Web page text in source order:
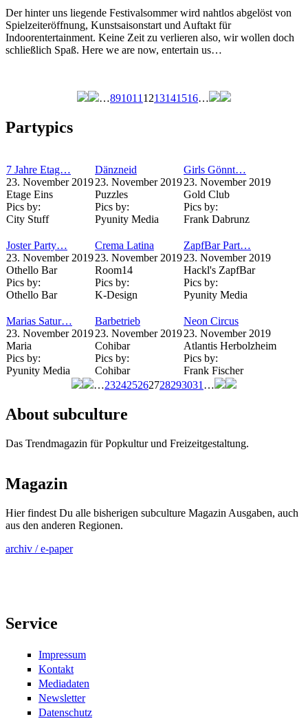
Der hinter uns liegende Festivalsommer wird nahtlos abgelöst von
Spielzeiteröffnung, Kunstsaisonstart und Auftakt für
Indoorentertainment. Keine Zeit zu verlieren also, wir wollen doch
schließlich Spaß. Here we are now, entertain us…
…891011 1213141516…
Partypics
7 Jahre Etag…
23. November 2019
Etage Eins
Pics by:
City Stuff
Dänzneid
23. November 2019
Puzzles
Pics by:
Pyunity Media
Girls Gönnt…
23. November 2019
Gold Club
Pics by:
Frank Dabrunz
Joster Party…
23. November 2019
Othello Bar
Pics by:
Othello Bar
Crema Latina
23. November 2019
Room14
Pics by:
K-Design
ZapfBar Part…
23. November 2019
Hackl's ZapfBar
Pics by:
Pyunity Media
Marias Satur…
23. November 2019
Maria
Pics by:
Pyunity Media
Barbetrieb
23. November 2019
Cohibar
Pics by:
Cohibar
Neon Circus
23. November 2019
Atlantis Herbolzheim
Pics by:
Frank Fischer
…232425262728293031 …
About subculture
Das Trendmagazin für Popkultur und Freizeitgestaltung.
Magazin
Hier findest Du alle bisherigen subculture Magazin Ausgaben, auch
aus den anderen Regionen.
archiv / e-paper
Service
Impressum
Kontakt
Mediadaten
Newsletter
Datenschutz